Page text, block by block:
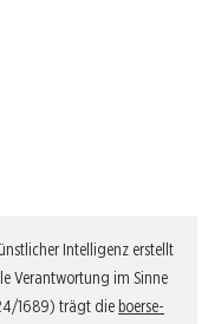
Intelligenz erstellt
Verantwortung im Sinne
1689) trägt die boerse-